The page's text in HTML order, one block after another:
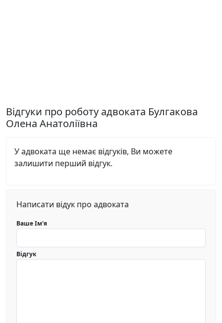
Відгуки про роботу адвоката Булгакова
Олена Анатоліївна
У адвоката ще немає відгуків, Ви можете
залишити перший відгук.
Написати відук про адвоката
Ваше Ім'я
Відгук